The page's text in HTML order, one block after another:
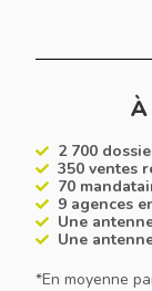
2 700
350 ventes
70
9 agences
Une
Une
*En moyenne